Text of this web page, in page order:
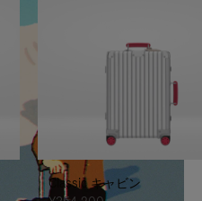
Classic キャビン